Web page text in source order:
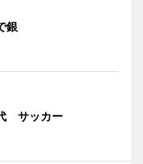
銀
サッカー